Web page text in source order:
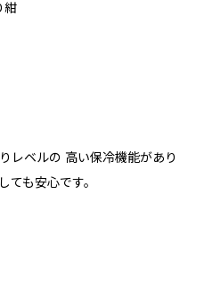
紺
レベルの 高い保冷機能があり
ても安心です。